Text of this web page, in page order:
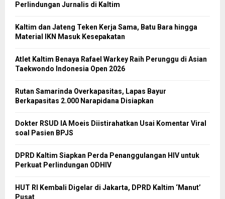
Perlindungan Jurnalis di Kaltim
Kaltim dan Jateng Teken Kerja Sama, Batu Bara hingga
Material IKN Masuk Kesepakatan
Atlet Kaltim Benaya Rafael Warkey Raih Perunggu di Asian
Taekwondo Indonesia Open 2026
Rutan Samarinda Overkapasitas, Lapas Bayur
Berkapasitas 2.000 Narapidana Disiapkan
Dokter RSUD IA Moeis Diistirahatkan Usai Komentar Viral
soal Pasien BPJS
DPRD Kaltim Siapkan Perda Penanggulangan HIV untuk
Perkuat Perlindungan ODHIV
HUT RI Kembali Digelar di Jakarta, DPRD Kaltim ‘Manut’
Pusat